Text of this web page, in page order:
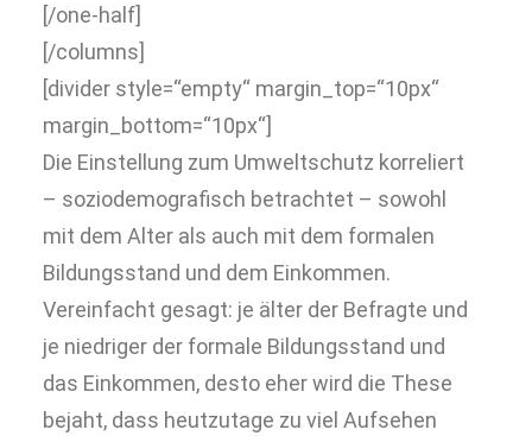
[/one-half]
[/columns]
[divider style=“empty“ margin_top=“10px“
margin_bottom=“10px“]
Die Einstellung zum Umweltschutz korreliert
– soziodemografisch betrachtet – sowohl
mit dem Alter als auch mit dem formalen
Bildungsstand und dem Einkommen.
Vereinfacht gesagt: je älter der Befragte und
je niedriger der formale Bildungsstand und
das Einkommen, desto eher wird die These
bejaht, dass heutzutage zu viel Aufsehen